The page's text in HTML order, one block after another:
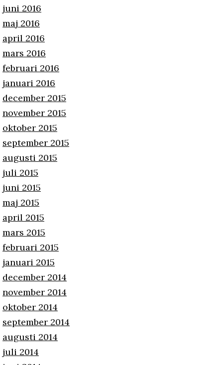
juni 2016
maj 2016
april 2016
mars 2016
februari 2016
januari 2016
december 2015
november 2015
oktober 2015
september 2015
augusti 2015
juli 2015
juni 2015
maj 2015
april 2015
mars 2015
februari 2015
januari 2015
december 2014
november 2014
oktober 2014
september 2014
augusti 2014
juli 2014